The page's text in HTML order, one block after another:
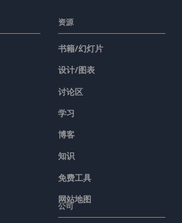
资源
书籍/幻灯片
设计/图表
讨论区
学习
博客
知识
免费工具
网站地图
公司